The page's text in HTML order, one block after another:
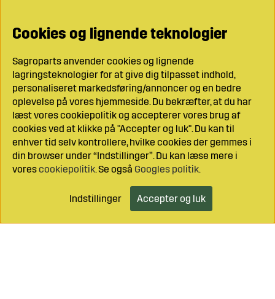
Læg i indkøbsvognen
Cookies og lignende teknologier
Sagroparts anvender cookies og lignende
lagringsteknologier for at give dig tilpasset indhold,
personaliseret markedsføring/annoncer og en bedre
oplevelse på vores hjemmeside. Du bekræfter, at du har
læst vores cookiepolitik og accepterer vores brug af
cookies ved at klikke på "Accepter og luk". Du kan til
enhver tid selv kontrollere, hvilke cookies der gemmes i
din browser under “Indstillinger”. Du kan læse mere i
vorescookiepolitik. Se også Googles politik.
Indstillinger Accepter og luk